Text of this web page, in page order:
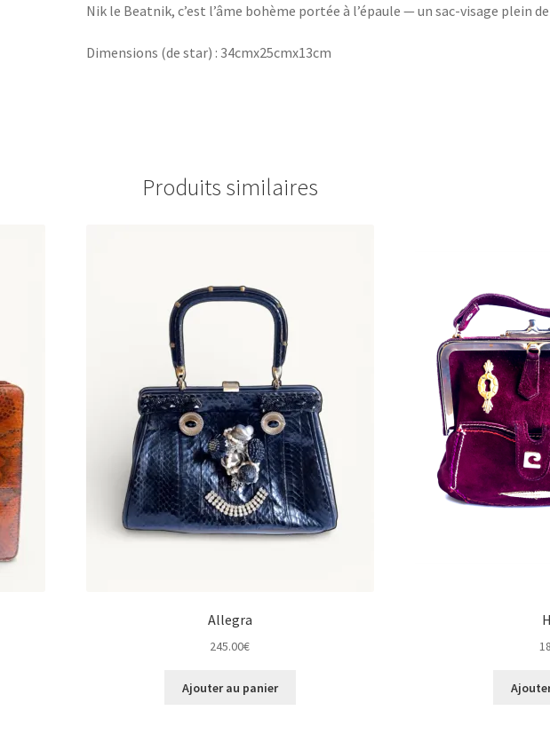
Nik le Beatnik, c’est l’âme bohème portée à l’épaule — un sac-visage plein
Dimensions (de star) : 34cmx25cmx13cm
Produits similaires
Allegra
245.00€
Ajouter au panier